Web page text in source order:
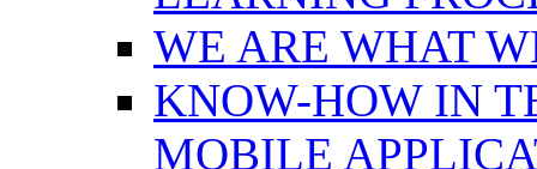
WE ARE WHAT
KNOW-HOW IN
MOBILE